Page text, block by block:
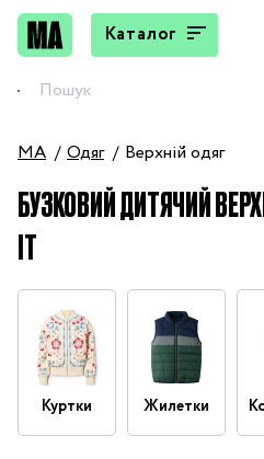
Каталог
MA Одяг Верхній одяг
БУЗКОВИЙ ДИТЯЧИЙ
IT
Куртки Жилетки